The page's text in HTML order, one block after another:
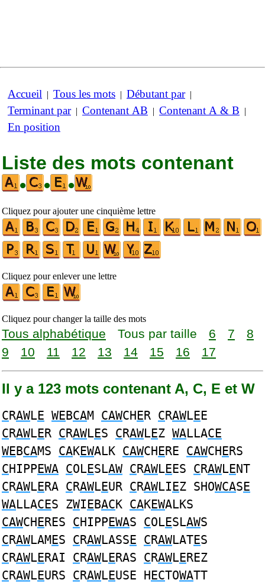
Accueil | Tous les mots | Débutant par|
Terminant par| Contenant AB | Contenant A & B |
En position
Liste des mots contenant
•
• •
Cliquez pour ajouter une cinquième lettre
Cliquez pour enlever une lettre
Cliquez pour changer la taille des mots
Tous alphabétique Tous par taille 6 7
8
9
10 11 12 13 14 15 16 17
Il y a 123 mots contenant A, C, E et W
CRAWLE WEBCAM CAWCHER CRAWLEE
CRAWLER CRAWLES CRAWLEZ WALLACE
WEBCAMS CAKEWALK CAWCHERE CAWCHERS
CHIPPEWA COLESLAW CRAWLEES CRAWLENT
CRAWLERA CRAWLEUR CRAWLIEZ SHOWCASE
WALLACES ZWIEBACK CAKEWALKS
CAWCHERES CHIPPEWAS COLESLAWS
CRAWLAMES CRAWLASSE CRAWLATES
CRAWLERAI CRAWLERAS CRAWLEREZ
CRAWLEURS CRAWLEUSE HECTOWATT